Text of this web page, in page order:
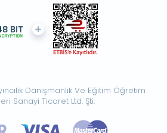
Danışmanlık Ve Eğitim Öğretim
Sanayi Ticaret Ltd. Şti.